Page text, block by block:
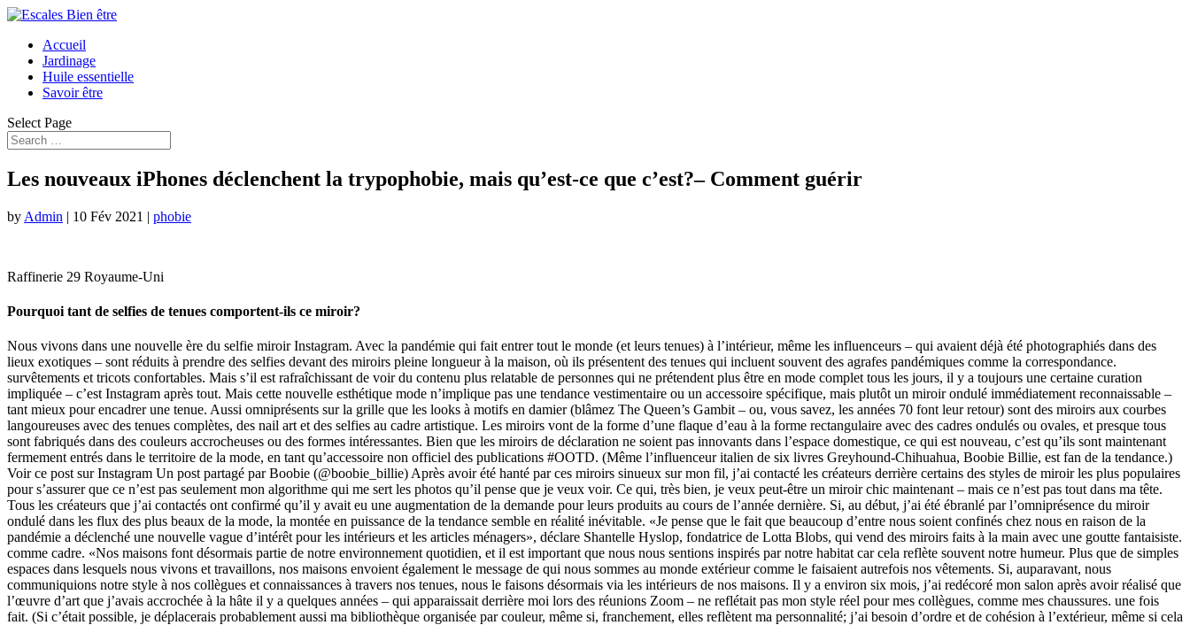
Accueil
Jardinage
Huile essentielle
Savoir être
Select Page
Les nouveaux iPhones déclenchent la trypophobie, mais qu’est-ce que c’est?– Comment guérir
by Admin | 10 Fév 2021 | phobie
Raffinerie 29 Royaume-Uni
Pourquoi tant de selfies de tenues comportent-ils ce miroir?
Nous vivons dans une nouvelle ère du selfie miroir Instagram. Avec la pandémie qui fait entrer tout le monde (et leurs tenues) à l’intérieur, même les influenceurs – qui avaient déjà été photographiés dans des
lieux exotiques – sont réduits à prendre des selfies devant des miroirs pleine longueur à la maison, où ils présentent des tenues qui incluent souvent des agrafes pandémiques comme la correspondance.
survêtements et tricots confortables. Mais s’il est rafraîchissant de voir du contenu plus relatable de personnes qui ne prétendent plus être en mode complet tous les jours, il y a toujours une certaine curation
impliquée – c’est Instagram après tout. Mais cette nouvelle esthétique mode n’implique pas une tendance vestimentaire ou un accessoire spécifique, mais plutôt un miroir ondulé immédiatement reconnaissable –
tant mieux pour encadrer une tenue. Aussi omniprésents sur la grille que les looks à motifs en damier (blâmez The Queen’s Gambit – ou, vous savez, les années 70 font leur retour) sont des miroirs aux courbes
langoureuses avec des tenues complètes, des nail art et des selfies au cadre artistique. Les miroirs vont de la forme d’une flaque d’eau à la forme rectangulaire avec des cadres ondulés ou ovales, et presque tous
sont fabriqués dans des couleurs accrocheuses ou des formes intéressantes. Bien que les miroirs de déclaration ne soient pas innovants dans l’espace domestique, ce qui est nouveau, c’est qu’ils sont maintenant
fermement entrés dans le territoire de la mode, en tant qu’accessoire non officiel des publications #OOTD. (Même l’influenceur italien de six livres Greyhound-Chihuahua, Boobie Billie, est fan de la tendance.)
Voir ce post sur Instagram Un post partagé par Boobie (@boobie_billie) Après avoir été hanté par ces miroirs sinueux sur mon fil, j’ai contacté les créateurs derrière certains des styles de miroir les plus populaires
pour s’assurer que ce n’est pas seulement mon algorithme qui me sert les photos qu’il pense que je veux voir. Ce qui, très bien, je veux peut-être un miroir chic maintenant – mais ce n’est pas tout dans ma tête.
Tous les créateurs que j’ai contactés ont confirmé qu’il y avait eu une augmentation de la demande pour leurs produits au cours de l’année dernière. Si, au début, j’ai été ébranlé par l’omniprésence du miroir
ondulé dans les flux des plus beaux de la mode, la montée en puissance de la tendance semble en réalité inévitable. «Je pense que le fait que beaucoup d’entre nous soient confinés chez nous en raison de la
pandémie a déclenché une nouvelle vague d’intérêt pour les intérieurs et les articles ménagers», déclare Shantelle Hyslop, fondatrice de Lotta Blobs, qui vend des miroirs faits à la main avec une goutte fantaisiste.
comme cadre. «Nos maisons font désormais partie de notre environnement quotidien, et il est important que nous nous sentions inspirés par notre habitat car cela reflète souvent notre humeur. Plus que de simples
espaces dans lesquels nous vivons et travaillons, nos maisons envoient également le message de qui nous sommes au monde extérieur comme le faisaient autrefois nos vêtements. Si, auparavant, nous
communiquions notre style à nos collègues et connaissances à travers nos tenues, nous le faisons désormais via les intérieurs de nos maisons. Il y a environ six mois, j’ai redécoré mon salon après avoir réalisé que
l’œuvre d’art que j’avais accrochée à la hâte il y a quelques années – qui apparaissait derrière moi lors des réunions Zoom – ne reflétait pas mon style réel pour mes collègues, comme mes chaussures. une fois
fait. (Si c’était possible, je déplacerais probablement aussi ma bibliothèque organisée par couleur, même si, franchement, elles reflètent ma personnalité; j’ai besoin d’ordre et de cohésion à l’extérieur, même si cela